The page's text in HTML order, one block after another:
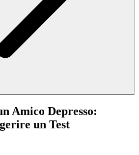
Amico Depresso:
un Test